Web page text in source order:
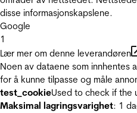
disse informasjonskapslene.
Google
1
Lær mer om denne leverandøren
Noen av dataene som innhentes
for å kunne tilpasse og måle
test_cookieUsed to check if the
Maksimal lagringsvarighet: 1